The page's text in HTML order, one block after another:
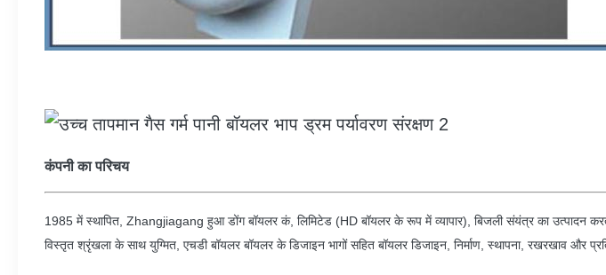
कंपनी का परिचय
1985 में स्थापित, Zhangjiagang हुआ डोंग बॉयलर कं, लिमिटेड (HD बॉयलर के रूप में व्यापार), बिजली संयंत्र का उत्पादन करता
विस्तृत श्रृंखला के साथ युग्मित, एचडी बॉयलर बॉयलर के डिजाइन भागों सहित बॉयलर डिजाइन, निर्माण, स्थापना, रखरखाव और